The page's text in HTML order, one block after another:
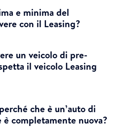
e minima del
con il Leasing?
un veicolo di pre-
il veicolo Leasing
che è un’auto di
è completamente nuova?